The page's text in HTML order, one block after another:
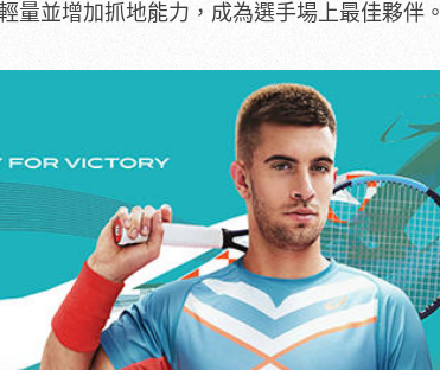
量並增加抓地能力，成為選手場上最佳夥伴。